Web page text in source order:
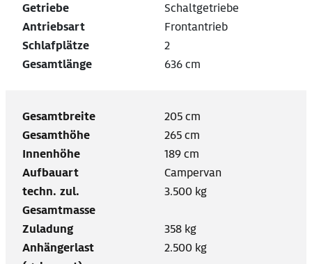
Getriebe
Schaltgetriebe
Antriebsart
Frontantrieb
Schlafplätze
2
Gesamtlänge
636 cm
Gesamtbreite
205 cm
Gesamthöhe
265 cm
Innenhöhe
189 cm
Aufbauart
Campervan
techn. zul.
Gesamtmasse
3.500 kg
Zuladung
358 kg
Anhängerlast
2.500 kg